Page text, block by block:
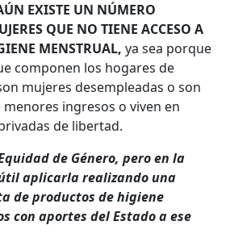
EXISTE UN NÚMERO
QUE NO TIENE ACCESO A
MENSTRUAL, ya sea porque
componen los hogares de
mujeres desempleadas o son
ingresos o viven en
de libertad.
de Género, pero en la
aplicarla realizando una
de productos de higiene
con aportes del Estado a ese